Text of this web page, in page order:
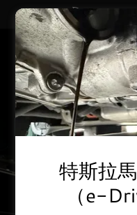
《 破
最新施
News
特斯拉
（e-